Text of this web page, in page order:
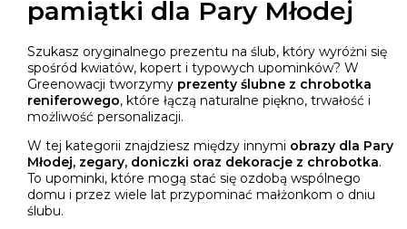
pamiątki dla Pary Młodej
Szukasz oryginalnego prezentu na ślub, który wyróżni się
spośród kwiatów, kopert i typowych upominków? W
Greenowacji tworzymy prezenty ślubne z chrobotka
reniferowego, które łączą naturalne piękno, trwałość i
możliwość personalizacji.
W tej kategorii znajdziesz między innymi obrazy dla Pary
Młodej, zegary, doniczki oraz dekoracje z chrobotka.
To upominki, które mogą stać się ozdobą wspólnego
domu i przez wiele lat przypominać małżonkom o dniu
ślubu.